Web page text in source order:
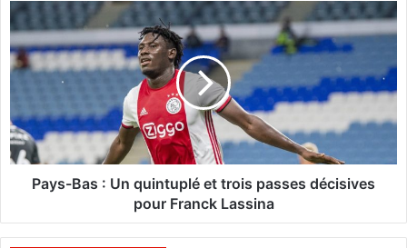
t
a
g
e
e
a
u
g
P
a
y
s
a
s
:
q
u
Pays-Bas : Un quintuplé et trois passes décisives
pour Franck Lassina